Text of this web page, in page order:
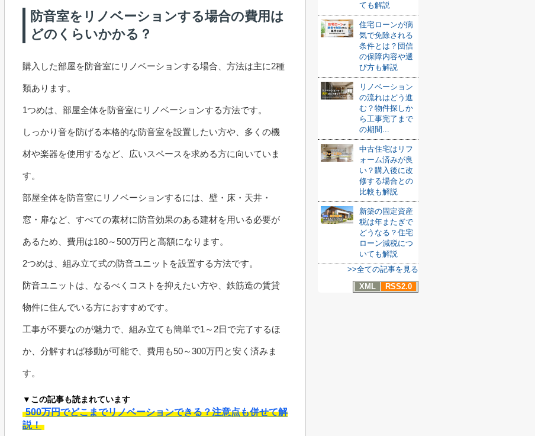
防音室をリノベーションする場合の費用は
どのくらいかかる？
購入した部屋を防音室にリノベーションする場合、方法は主に2種
類あります。
1つめは、部屋全体を防音室にリノベーションする方法です。
しっかり音を防げる本格的な防音室を設置したい方や、多くの機
材や楽器を使用するなど、広いスペースを求める方に向いていま
す。
部屋全体を防音室にリノベーションするには、壁・床・天井・
窓・扉など、すべての素材に防音効果のある建材を用いる必要が
あるため、費用は180～500万円と高額になります。
2つめは、組み立て式の防音ユニットを設置する方法です。
防音ユニットは、なるべくコストを抑えたい方や、鉄筋造の賃貸
物件に住んでいる方におすすめです。
工事が不要なのが魅力で、組み立ても簡単で1～2日で完了するほ
か、分解すれば移動が可能で、費用も50～300万円と安く済みま
す。
▼この記事も読まれています
500万円でどこまでリノベーションできる？注意点も併せて解
説！
ても解説
住宅ローンが病
気で免除される
条件とは？団信
の保障内容や選
び方も解説
リノベーション
の流れはどう進
む？物件探しか
ら工事完了まで
の期間...
中古住宅はリフ
ォーム済みが良
い？購入後に改
修する場合との
比較も解説
新築の固定資産
税は年またぎで
どうなる？住宅
ローン減税につ
いても解説
>>全ての記事を見る
XML
RSS2.0